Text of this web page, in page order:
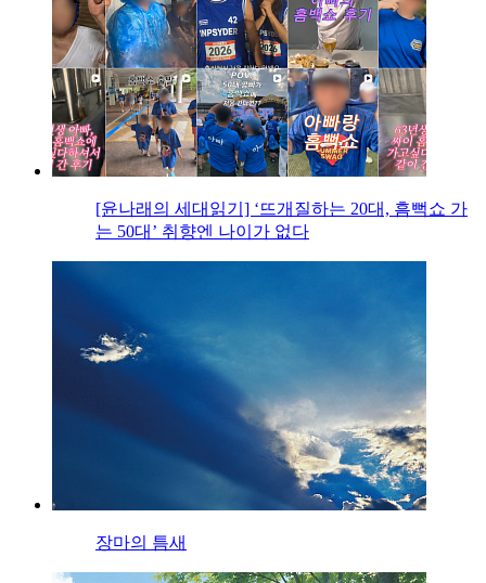
[윤나래의 세대읽기] ‘뜨개질하는 20대, 흠뻑쇼 가
는 50대’ 취향엔 나이가 없다
장마의 틈새